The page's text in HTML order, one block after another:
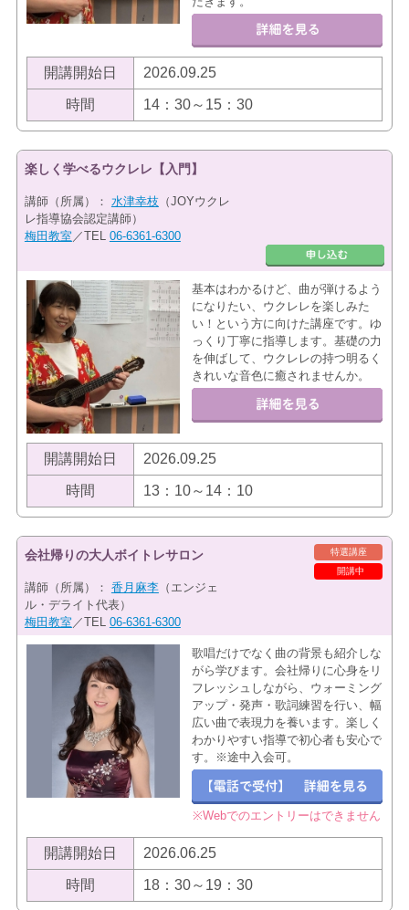
開講開始日 2026.09.25
時間 14：30～15：30
楽しく学べるウクレレ【入門】
講師（所属）： 水津幸枝（JOYウクレ
レ指導協会認定講師）
梅田教室 ／TEL 06-6361-6300
基本はわかるけど、曲が弾けるよう
になりたい、ウクレレを楽しみた
い！という方に向けた講座です。ゆ
っくり丁寧に指導します。基礎の力
を伸ばして、ウクレレの持つ明るく
きれいな音色に癒されませんか。
開講開始日 2026.09.25
時間 13：10～14：10
特選講座
開講中
会社帰りの大人ボイトレサロン
講師（所属）： 香月麻李（エンジェ
ル・デライト代表）
梅田教室 ／TEL 06-6361-6300
歌唱だけでなく曲の背景も紹介しな
がら学びます。会社帰りに心身をリ
フレッシュしながら、ウォーミング
アップ・発声・歌詞練習を行い、幅
広い曲で表現力を養います。楽しく
わかりやすい指導で初心者も安心で
す。※途中入会可。
※Webでのエントリーはできません
開講開始日 2026.06.25
時間 18：30～19：30